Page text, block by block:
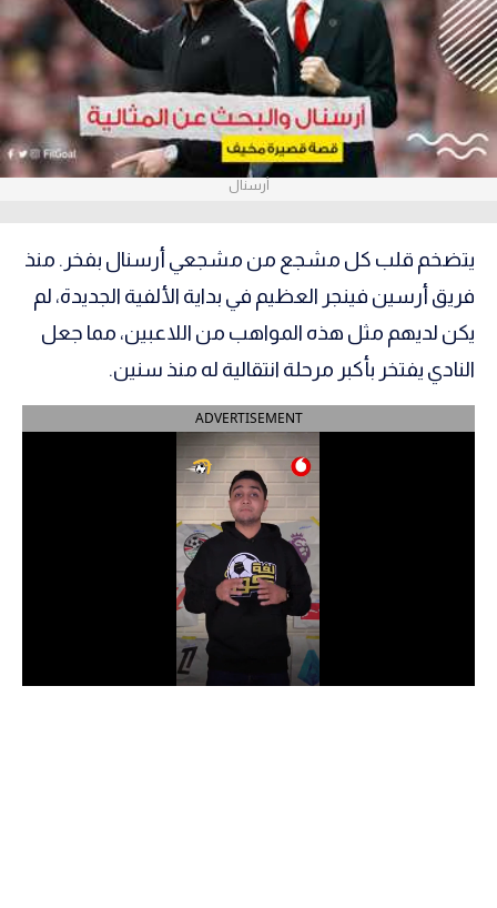
آراء حرة
ركن الألعاب
بطولات
الدوري الإنجليزي الممتاز
الدوري الإسباني
الدوري السعودي للمحترفين
دوري أبطال إفريقيا
أرسنال
يتضخم قلب كل مشجع من مشجعي أرسنال بفخر. منذ
فريق أرسين فينجر العظيم في بداية الألفية الجديدة، لم
يكن لديهم مثل هذه المواهب من اللاعبين، مما جعل
النادي يفتخر بأكبر مرحلة انتقالية له منذ سنين.
ADVERTISEMENT